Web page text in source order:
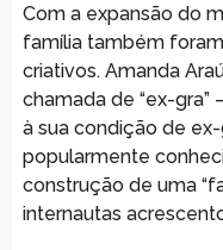
Com a expansão do
família também
criativos. Amanda
chamada de “ex-
à sua condição de
popularmente
construção de uma
internautas